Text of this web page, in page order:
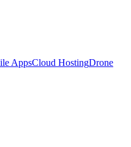
AppsCloud HostingDrone